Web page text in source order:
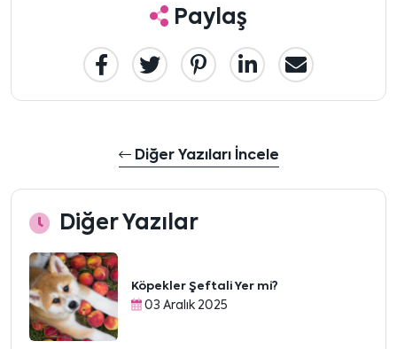
Paylaş
Diğer Yazıları İncele
Diğer Yazılar
Köpekler Şeftali Yer mi?
03 Aralık 2025